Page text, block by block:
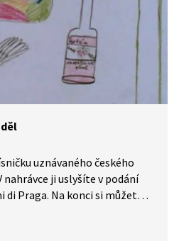
uznávaného českého
nahrávce ji uslyšíte v podání
di Praga. Na konci si můžete